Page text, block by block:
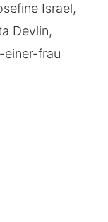
Israel,
Devlin,
einer-frau